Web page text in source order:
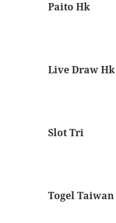
Paito Hk
Live Draw Hk
Slot Tri
Togel Taiwan